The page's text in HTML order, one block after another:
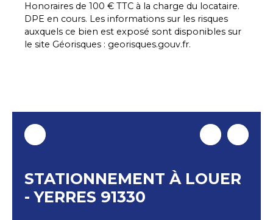
Honoraires de 100 € TTC à la charge du locataire.
DPE en cours. Les informations sur les risques
auxquels ce bien est exposé sont disponibles sur
le site Géorisques : georisques.gouv.fr.
STATIONNEMENT À LOUER
- YERRES 91330